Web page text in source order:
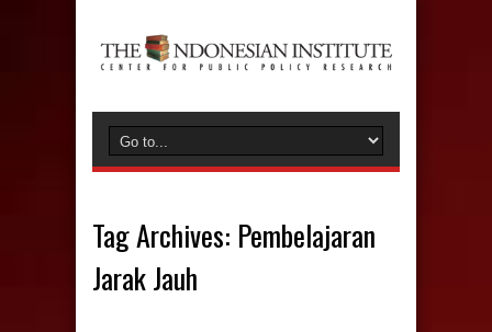
Tag Archives: Pembelajaran
Jarak Jauh